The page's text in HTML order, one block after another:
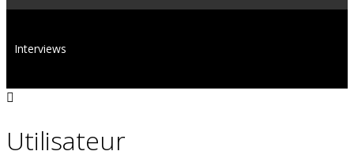
Interviews
Utilisateur